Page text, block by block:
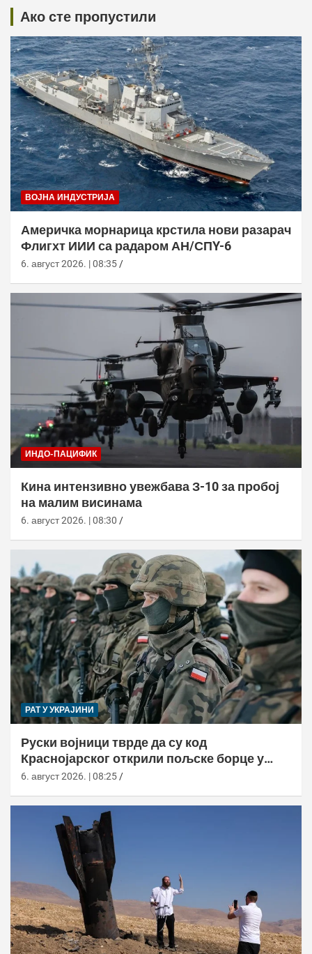
Ако сте пропустили
ВОЈНА ИНДУСТРИЈА
Америчка морнарица крстила нови разарач
Флигхт ИИИ са радаром АН/СПY-6
6. август 2026. | 08:35
ИНДО-ПАЦИФИК
Кина интензивно увежбава З-10 за пробој
на малим висинама
6. август 2026. | 08:30
РАТ У УКРАЈИНИ
Руски војници тврде да су код
Краснојарског открили пољске борце у
НАТО униформама
6. август 2026. | 08:25